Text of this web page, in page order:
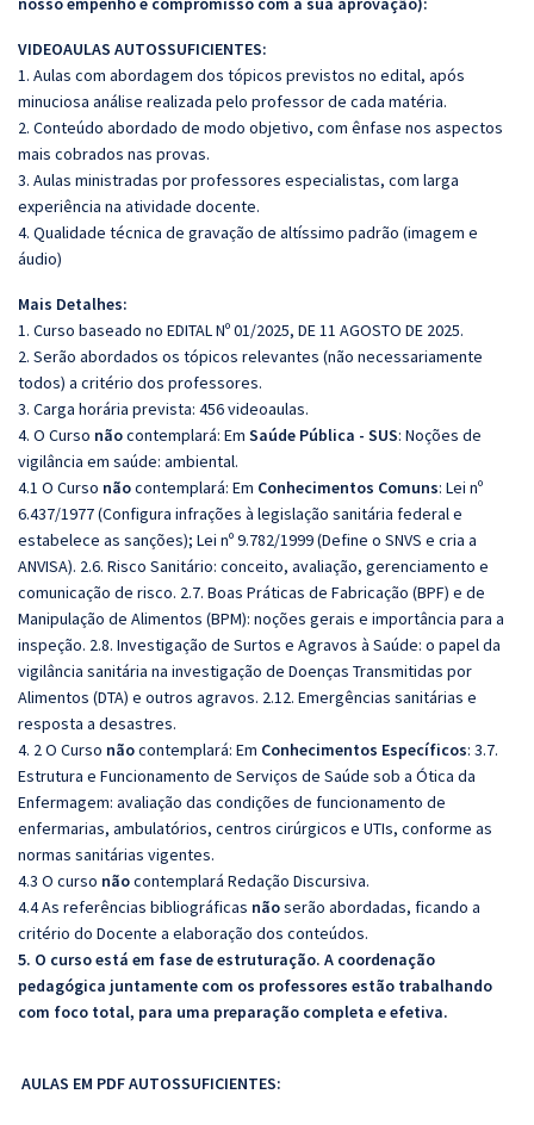
VIDEOAULAS AUTOSSUFICIENTES:
1. Aulas com abordagem dos tópicos previstos no edital, após
minuciosa análise realizada pelo professor de cada matéria.
2. Conteúdo abordado de modo objetivo, com ênfase nos aspectos
mais cobrados nas provas.
3. Aulas ministradas por professores especialistas, com larga
experiência na atividade docente.
4. Qualidade técnica de gravação de altíssimo padrão (imagem e
áudio)
Mais Detalhes:
1. Curso baseado no EDITAL Nº 01/2025, DE 11 AGOSTO DE 2025.
2. Serão abordados os tópicos relevantes (não necessariamente
todos) a critério dos professores.
3. Carga horária prevista: 456 videoaulas.
4. O Curso nãocontemplará: Em Saúde Pública - SUS: Noções de
vigilância em saúde: ambiental.
4.1 O Curso nãocontemplará: Em Conhecimentos Comuns: Lei nº
6.437/1977 (Configura infrações à legislação sanitária federal e
estabelece as sanções); Lei nº 9.782/1999 (Define o SNVS e cria a
ANVISA). 2.6. Risco Sanitário: conceito, avaliação, gerenciamento e
comunicação de risco. 2.7. Boas Práticas de Fabricação (BPF) e de
Manipulação de Alimentos (BPM): noções gerais e importância para a
inspeção. 2.8. Investigação de Surtos e Agravos à Saúde: o papel da
vigilância sanitária na investigação de Doenças Transmitidas por
Alimentos (DTA) e outros agravos. 2.12. Emergências sanitárias e
resposta a desastres.
4. 2 O Curso nãocontemplará: Em Conhecimentos Específicos: 3.7.
Estrutura e Funcionamento de Serviços de Saúde sob a Ótica da
Enfermagem: avaliação das condições de funcionamento de
enfermarias, ambulatórios, centros cirúrgicos e UTIs, conforme as
normas sanitárias vigentes.
4.3 O curso nãocontemplará Redação Discursiva.
4.4 As referências bibliográficas nãoserão abordadas, ficando a
critério do Docente a elaboração dos conteúdos.
5. O curso está em fase de estruturação. A coordenação
pedagógica juntamente com os professores estão trabalhando
com foco total, para uma preparação completa e efetiva.
AULAS EM PDF AUTOSSUFICIENTES: